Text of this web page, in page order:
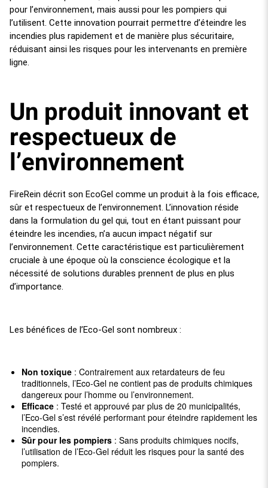
pour l’environnement, mais aussi pour les pompiers qui
l’utilisent. Cette innovation pourrait permettre d’éteindre les
incendies plus rapidement et de manière plus sécuritaire,
réduisant ainsi les risques pour les intervenants en première
ligne.
Un produit innovant et
respectueux de
l’environnement
FireRein décrit son EcoGel comme un produit à la fois efficace,
sûr et respectueux de l’environnement. L’innovation réside
dans la formulation du gel qui, tout en étant puissant pour
éteindre les incendies, n’a aucun impact négatif sur
l’environnement. Cette caractéristique est particulièrement
cruciale à une époque où la conscience écologique et la
nécessité de solutions durables prennent de plus en plus
d’importance.
Les bénéfices de l’Eco-Gel sont nombreux :
Non toxique: Contrairement aux retardateurs de feu
traditionnels, l’Eco-Gel ne contient pas de produits chimiques
dangereux pour l’homme ou l’environnement.
Efficace: Testé et approuvé par plus de 20 municipalités,
l’Eco-Gel s’est révélé performant pour éteindre rapidement les
incendies.
Sûr pour les pompiers: Sans produits chimiques nocifs,
l’utilisation de l’Eco-Gel réduit les risques pour la santé des
pompiers.